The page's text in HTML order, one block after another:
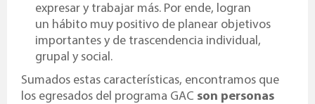
expresar y trabajar más. Por ende, logran
un hábito muy positivo de planear objetivos
importantes y de trascendencia individual,
grupal y social.
Sumados estas características, encontramos que
los egresados del programa GAC son personas